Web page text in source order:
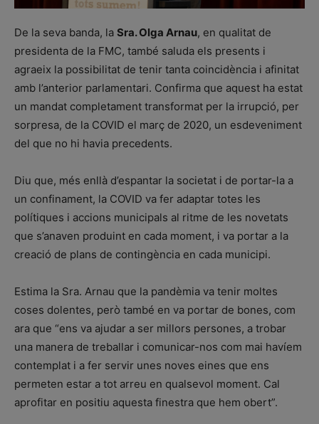
De la seva banda, la Sra. Olga Arnau, en qualitat de
presidenta de la FMC, també saluda els presents i
agraeix la possibilitat de tenir tanta coincidència i afinitat
amb l’anterior parlamentari. Confirma que aquest ha estat
un mandat completament transformat per la irrupció, per
sorpresa, de la COVID el març de 2020, un esdeveniment
del que no hi havia precedents.
Diu que, més enllà d’espantar la societat i de portar-la a
un confinament, la COVID va fer adaptar totes les
polítiques i accions municipals al ritme de les novetats
que s’anaven produint en cada moment, i va portar a la
creació de plans de contingència en cada municipi.
Estima la Sra. Arnau que la pandèmia va tenir moltes
coses dolentes, però també en va portar de bones, com
ara que “ens va ajudar a ser millors persones, a trobar
una manera de treballar i comunicar-nos com mai havíem
contemplat i a fer servir unes noves eines que ens
permeten estar a tot arreu en qualsevol moment. Cal
aprofitar en positiu aquesta finestra que hem obert”.